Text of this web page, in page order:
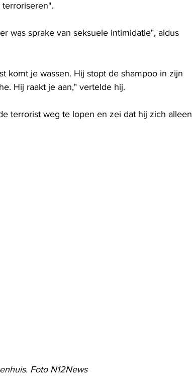
was sprake van seksuele intimidatie", aldus
komt je wassen. Hij stopt de shampoo in zijn
Hij raakt je aan," vertelde hij.
terrorist weg te lopen en zei dat hij zich alleen
Foto N12News